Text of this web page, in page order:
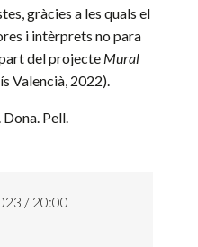
gràcies a les quals el
i intèrprets no para
del projecte Mural
Valencià, 2022).
Dona. Pell.
/ 20:00